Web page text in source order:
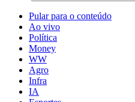
Pular para o conteúdo
Ao vivo
Política
Money
WW
Agro
Infra
IA